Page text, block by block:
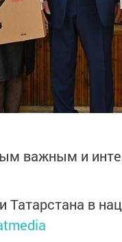
важным и
Татарстана в